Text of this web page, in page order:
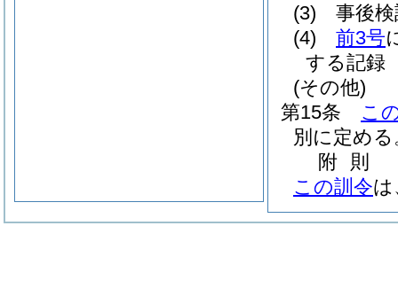
(3)
事後
(4)
前3号
する記録
(その他)
第15条
こ
別に定める
附 則
この訓令は